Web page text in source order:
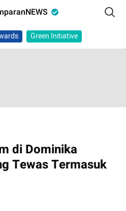
Green Initiative
di Dominika
Tewas Termasuk